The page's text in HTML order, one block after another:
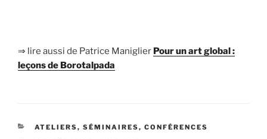
⇒ lire aussi de Patrice Maniglier Pour un art global :
leçons de Borotalpada
CATÉGORIES
ATELIERS, SÉMINAIRES, CONFÉRENCES